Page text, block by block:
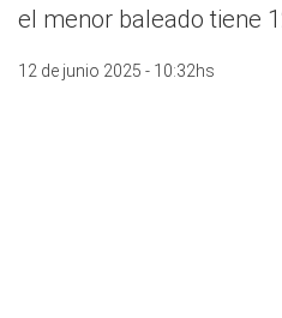
el menor baleado tiene
12 de junio 2025 - 10:32hs